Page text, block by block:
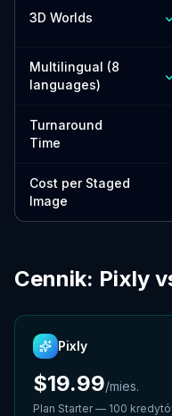
3D Worlds
Multilingual (8
languages)
Turnaround
Time
Cost per Staged
Image
Cennik: Pixly
Pixly
$19.99/mies.
Plan Starter — 100